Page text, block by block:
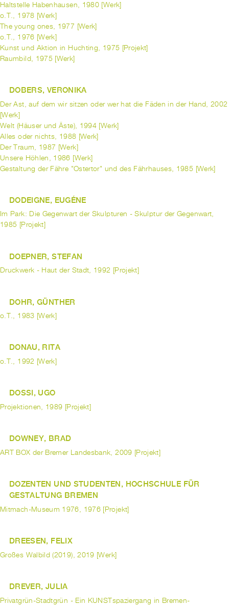
Haltstelle Habenhausen, 1980 [Werk]
o.T., 1978 [Werk]
The young ones, 1977 [Werk]
o.T., 1976 [Werk]
Kunst und Aktion in Huchting, 1975 [Projekt]
Raumbild, 1975 [Werk]
DOBERS, VERONIKA
Der Ast, auf dem wir sitzen oder wer hat die Fäden in der Hand, 2002
[Werk]
Welt (Häuser und Äste), 1994 [Werk]
Alles oder nichts, 1988 [Werk]
Der Traum, 1987 [Werk]
Unsere Höhlen, 1986 [Werk]
Gestaltung der Fähre "Ostertor" und des Fährhauses, 1985 [Werk]
DODEIGNE, EUGÉNE
Im Park: Die Gegenwart der Skulpturen - Skulptur der Gegenwart,
1985 [Projekt]
DOEPNER, STEFAN
Druckwerk - Haut der Stadt, 1992 [Projekt]
DOHR, GÜNTHER
o.T., 1983 [Werk]
DONAU, RITA
o.T., 1992 [Werk]
DOSSI, UGO
Projektionen, 1989 [Projekt]
DOWNEY, BRAD
ART BOX der Bremer Landesbank, 2009 [Projekt]
DOZENTEN UND STUDENTEN, HOCHSCHULE FÜR
GESTALTUNG BREMEN
Mitmach-Museum 1976, 1976 [Projekt]
DREESEN, FELIX
Großes Walbild (2019), 2019 [Werk]
DREVER, JULIA
Privatgrün-Stadtgrün - Ein KUNSTspaziergang in Bremen-